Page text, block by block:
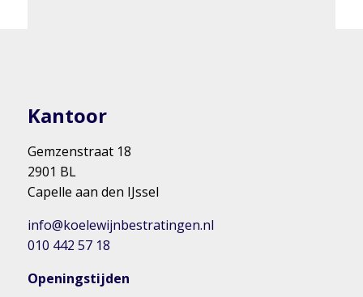
Kantoor
Gemzenstraat 18
2901 BL
Capelle aan den IJssel
info@koelewijnbestratingen.nl
010 442 57 18
Openingstijden